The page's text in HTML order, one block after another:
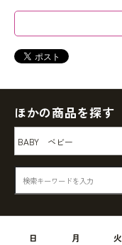
ほかの商品を探す
日
月 火